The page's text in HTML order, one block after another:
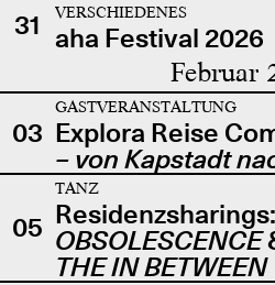
31
VERSCHIEDENES
aha Festival 2026
Februar
03
GASTVERANSTALTUNG
Explora Reise
– von Kapstadt
05
TANZ
OBSOLESCENCE
THE IN BETWEEN